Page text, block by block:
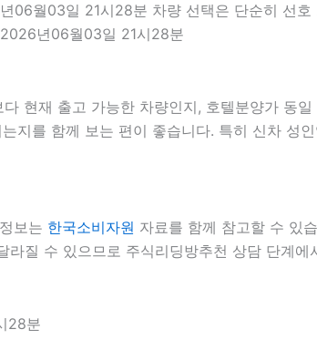
06월03일 21시28분 차량 선택은 단순히 선
년06월03일 21시28분
현재 출고 가능한 차량인지, 호텔분양가 동
지를 함께 보는 편이 좋습니다. 특히 신차 성
보는 한국소비자원 자료를 함께 참고할 수 있
라질 수 있으므로 주식리딩방추천 상담 단계
28분